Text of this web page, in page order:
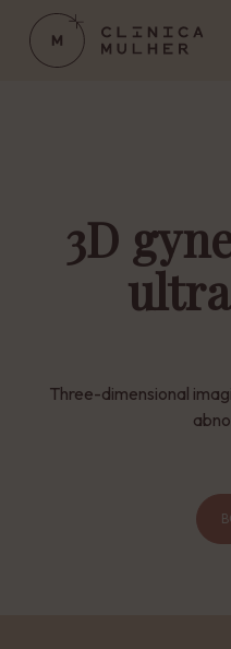
3D
Three-dimensional